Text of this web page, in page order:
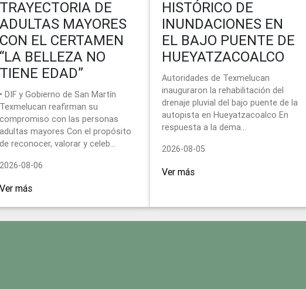
TRAYECTORIA DE
ADULTAS MAYORES
CON EL CERTAMEN
“LA BELLEZA NO
TIENE EDAD”
• DIF y Gobierno de San Martín
Texmelucan reafirman su
compromiso con las personas
adultas mayores Con el propósito
de reconocer, valorar y celeb...
2026-08-06
Ver más
HISTÓRICO DE
INUNDACIONES EN
EL BAJO PUENTE DE
HUEYATZACOALCO
Autoridades de Texmelucan
inauguraron la rehabilitación del
drenaje pluvial del bajo puente de la
autopista en Hueyatzacoalco En
respuesta a la dema...
2026-08-05
Ver más